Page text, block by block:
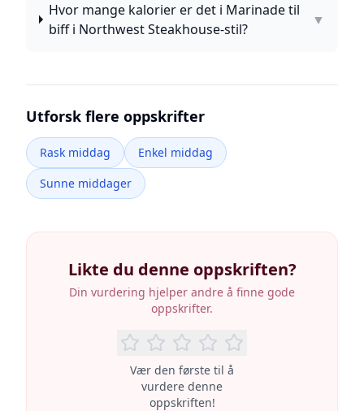
Hvor mange kalorier er det i Marinade til
biff i Northwest Steakhouse-stil?
▼
Utforsk flere oppskrifter
Rask middag
Enkel middag
Sunne middager
Likte du denne oppskriften?
Din vurdering hjelper andre å finne gode
oppskrifter.
Vær den første til å
vurdere denne
oppskriften!